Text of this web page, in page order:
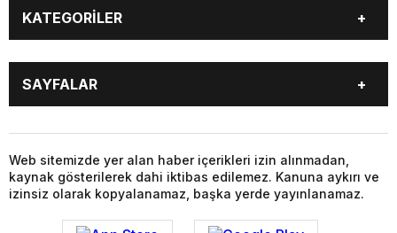
KATEGORİLER
BİYOGRAFİLER
DÜNYA
EĞİTİM
FOTO GALERİ
Genel
GÜNDEM
KÜLTÜR SANAT
MAGAZİN
SAĞLIK
SİYASET
SPOR
SAYFALAR
EĞİTİM
EKONOMİ
FOTO GALERİ
Genel
GÜNDEM
KÜLTÜR SANAT
MAGAZİN
SAĞLIK
Web sitemizde yer alan haber içerikleri izin alınmadan,
kaynak gösterilerek dahi iktibas edilemez. Kanuna aykırı ve
izinsiz olarak kopyalanamaz, başka yerde yayınlanamaz.